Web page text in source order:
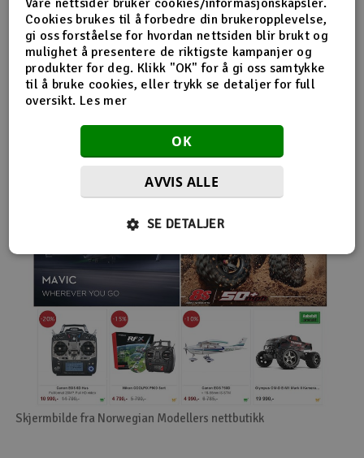
nybegynnerutstyr og avanserte løsninger hos samme
leverandør. Da internett for alvor endret
handelsmønstrene på 2000-tallet, satset Norwegian
Modellers tidlig på netthandel. Nettbutikken modellers.no
gjorde det mulig for kunder fra hele landet å handle
spesialprodukter som tidligere ofte bare var tilgjengelige i
større byer. Samtidig fortsatte selskapet å drive fysisk
Skjermbilde fra Norwegian Modellers nettbutikk
Cookies brukes til å forbedre din brukeropplevelse,
gi oss forståelse for hvordan nettsiden blir brukt og
mulighet å presentere de riktigste kampanjer og
produkter for deg. Klikk "OK" for å gi oss samtykke
til å bruke cookies, eller trykk se detaljer for full
oversikt. Les mer
OK
AVVIS ALLE
SE DETALJER